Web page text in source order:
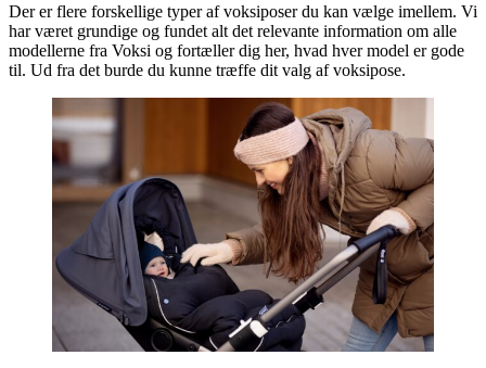
Der er flere forskellige typer af voksiposer du kan vælge imellem. Vi
har været grundige og fundet alt det relevante information om alle
modellerne fra Voksi og fortæller dig her, hvad hver model er gode
til. Ud fra det burde du kunne træffe dit valg af voksipose.